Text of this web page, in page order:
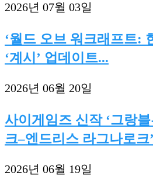
2026년 07월 03일
‘월드 오브 워크래프트:
‘계시’ 업데이트...
2026년 06월 20일
사이게임즈 신작 ‘그랑
크–엔드리스 라그나로크
2026년 06월 19일